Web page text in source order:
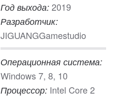
Год выхода: 2019
Разработчик:
JIGUANGGamestudio
Операционная система:
Windows 7, 8, 10
Процессор: Intel Core 2